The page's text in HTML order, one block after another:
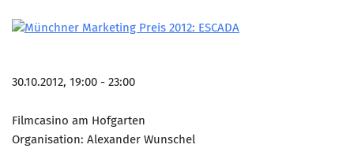
30.10.2012, 19:00 - 23:00
Filmcasino am Hofgarten
Organisation: Alexander Wunschel